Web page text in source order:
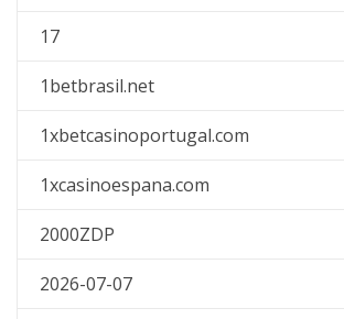
17
1betbrasil.net
1xbetcasinoportugal.com
1xcasinoespana.com
2000ZDP
2026-07-07